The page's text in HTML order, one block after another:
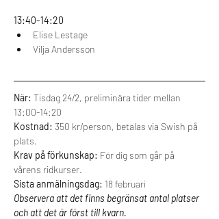
13:40-14:20
Elise Lestage
Vilja Andersson
När: Tisdag 24/2, preliminära tider mellan
13:00-14:20
Kostnad: 350 kr/person, betalas via Swish på
plats.
Krav på förkunskap: För dig som går på
vårens ridkurser.
Sista anmälningsdag: 18 februari
Observera att det finns begränsat antal platser
och att det är först till kvarn.